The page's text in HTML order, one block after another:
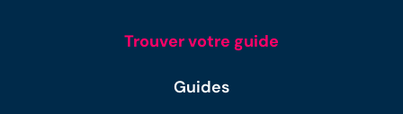
Trouver votre guide
Guides